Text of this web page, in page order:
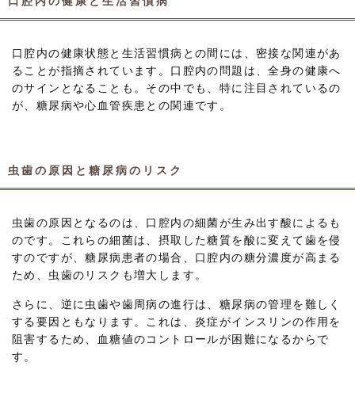
口腔内の健康状態と生活習慣病との間には、密接な関連があ
ることが指摘されています。口腔内の問題は、全身の健康へ
のサインとなることも。その中でも、特に注目されているの
が、糖尿病や心血管疾患との関連です。
虫歯の原因と糖尿病のリスク
虫歯の原因となるのは、口腔内の細菌が生み出す酸によるも
のです。これらの細菌は、摂取した糖質を酸に変えて歯を侵
すのですが、糖尿病患者の場合、口腔内の糖分濃度が高まる
ため、虫歯のリスクも増大します。
さらに、逆に虫歯や歯周病の進行は、糖尿病の管理を難しく
する要因ともなります。これは、炎症がインスリンの作用を
阻害するため、血糖値のコントロールが困難になるからで
す。